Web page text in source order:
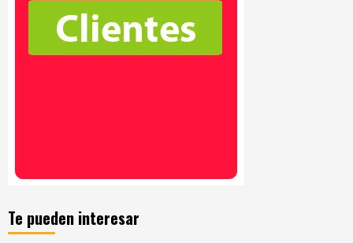
Te pueden interesar